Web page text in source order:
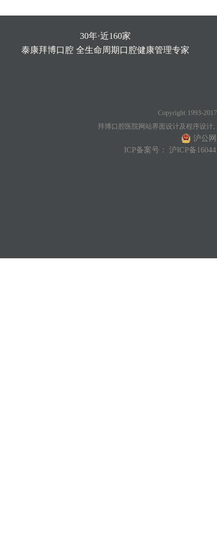
30年·近160家
泰康拜博口腔 全生命周期口腔健康管理专家
Copyright 1993-
拜博口腔医院网站界面设计及程序设
沪公网
ICP备案号： 沪ICP备